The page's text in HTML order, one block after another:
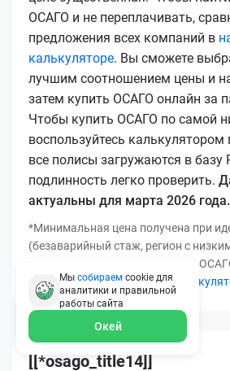
ОСАГО и не переплачивать,
предложения всех компаний в
калькуляторе. Вы сможете
лучшим соотношением цены и
затем купить ОСАГО онлайн за
Чтобы купить ОСАГО по самой
воспользуйтесь
все полисы загружаются в базу
подлинность легко проверить.
актуальны для марта 2026 года.
*Минимальная цена получена при
(безаварийный стаж, регион с
т.д.). Узнать точную стоимость
можно с помощьюнашего
[[*osago_title14]]
Мы собираем cookie для
аналитики и правильной
работы сайта
Окей